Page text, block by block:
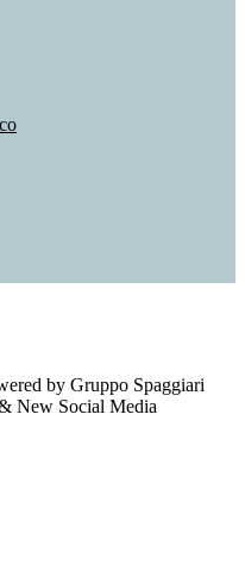
by Gruppo Spaggiari
New Social Media